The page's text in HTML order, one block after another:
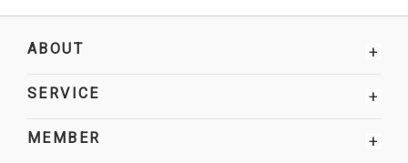
ABOUT +
SERVICE +
MEMBER +